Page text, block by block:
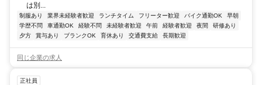
は別...
制服あり 業界未経験者歓迎 ランチタイム フリーター歓迎 バイク通勤OK
早朝
学歴不問
車通勤OK 経験不問 未経験者歓迎 午前 経験者歓迎 夜間
研修あり
夕方
賞与あり ブランクOK 育休あり 交通費支給 長期歓迎
同じ企業の求人
正社員